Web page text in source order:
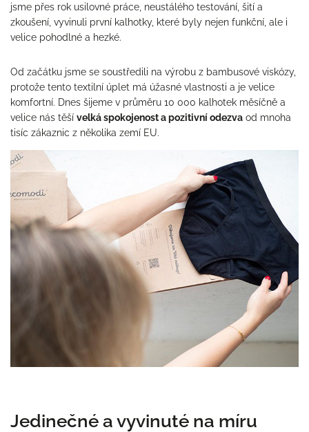
jsme přes rok usilovné práce, neustálého testování, šití a
zkoušení, vyvinuli první kalhotky, které byly nejen funkční, ale i
velice pohodlné a hezké.
Od začátku jsme se soustředili na výrobu z bambusové viskózy,
protože tento textilní úplet má úžasné vlastnosti a je velice
komfortní. Dnes šijeme v průměru 10 000 kalhotek měsíčně a
velice nás těší velká spokojenost a pozitivní odezva od mnoha
tisíc zákaznic z několika zemí EU.
Jedinečné a vyvinuté na míru